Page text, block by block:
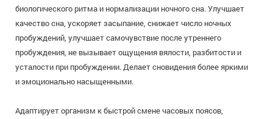
биологического ритма и нормализации ночного сна. Улучшает
качество сна, ускоряет засыпание, снижает число ночных
пробуждений, улучшает самочувствие после утреннего
пробуждения, не вызывает ощущения вялости, разбитости и
усталости при пробуждении. Делает сновидения более яркими
и эмоционально насыщенными.
Адаптирует организм к быстрой смене часовых поясов,